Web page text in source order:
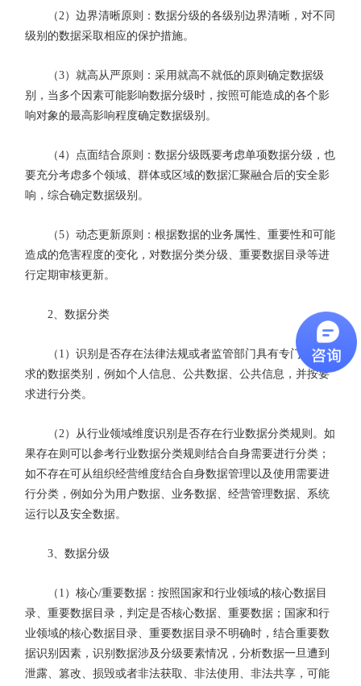
（2）边界清晰原则：数据分级的各级别边界清晰，对不同
级别的数据采取相应的保护措施。
（3）就高从严原则：采用就高不就低的原则确定数据级
别，当多个因素可能影响数据分级时，按照可能造成的各个影
响对象的最高影响程度确定数据级别。
（4）点面结合原则：数据分级既要考虑单项数据分级，也
要充分考虑多个领域、群体或区域的数据汇聚融合后的安全影
响，综合确定数据级别。
（5）动态更新原则：根据数据的业务属性、重要性和可能
造成的危害程度的变化，对数据分类分级、重要数据目录等进
行定期审核更新。
2、数据分类
（1）识别是否存在法律法规或者监管部门具有专门管理要
求的数据类别，例如个人信息、公共数据、公共信息，并按要
求进行分类。
（2）从行业领域维度识别是否存在行业数据分类规则。如
果存在则可以参考行业数据分类规则结合自身需要进行分类；
如不存在可从组织经营维度结合自身数据管理以及使用需要进
行分类，例如分为用户数据、业务数据、经营管理数据、系统
运行以及安全数据。
3、数据分级
（1）核心/重要数据：按照国家和行业领域的核心数据目
录、重要数据目录，判定是否核心数据、重要数据；国家和行
业领域的核心数据目录、重要数据目录不明确时，结合重要数
据识别因素，识别数据涉及分级要素情况，分析数据一旦遭到
泄露、篡改、损毁或者非法获取、非法使用、非法共享，可能